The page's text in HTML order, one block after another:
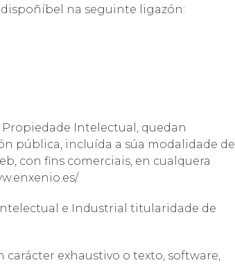
na seguinte ligazón:
Propiedade Intelectual, quedan
pública, incluída a súa modalidade de
con fins comerciais, en cualquera
.
e Industrial titularidade de
exhaustivo o texto, software,